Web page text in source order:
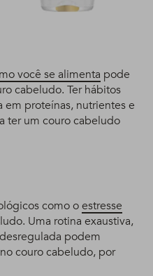
você se alimenta pode
cabeludo. Ter hábitos
em proteínas, nutrientes e
ter um couro cabeludo
como oestresse
Uma rotina exaustiva,
podem
couro cabeludo, por